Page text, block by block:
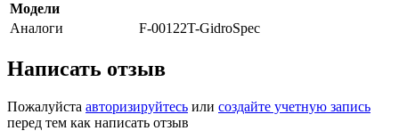
Модели
Аналоги
F-00122T-GidroSpec
Написать отзыв
Пожалуйста авторизируйтесь или создайте учетную запись
перед тем как написать отзыв